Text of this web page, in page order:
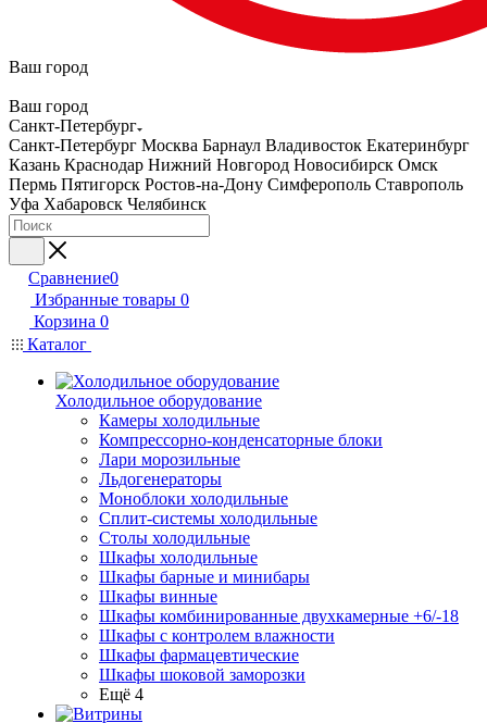
Ваш город
Ваш город
Санкт-Петербург
Санкт-Петербург Москва Барнаул Владивосток Екатеринбург
Казань Краснодар Нижний Новгород Новосибирск Омск
Пермь Пятигорск Ростов-на-Дону Симферополь Ставрополь
Уфа Хабаровск Челябинск
Сравнение0
Избранные товары 0
Корзина 0
Каталог
Холодильное оборудование
Камеры холодильные
Компрессорно-конденсаторные блоки
Лари морозильные
Льдогенераторы
Моноблоки холодильные
Сплит-системы холодильные
Столы холодильные
Шкафы холодильные
Шкафы барные и минибары
Шкафы винные
Шкафы комбинированные двухкамерные +6/-18
Шкафы с контролем влажности
Шкафы фармацевтические
Шкафы шоковой заморозки
Ещё 4